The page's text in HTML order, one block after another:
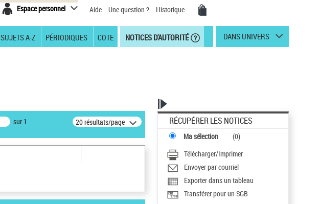
Espace personnel Aide Une question ? Historique
SUJETS A-Z PÉRIODIQUES COTE NOTICES D'AUTORITÉ DANS UNIVERS
sur 1 20 résultats/page RÉCUPÉRER LES NOTICES
Ma sélection (0)
Télécharger/Imprimer
Envoyer par courriel
Exporter dans un tableau
Transférer pour un SGB